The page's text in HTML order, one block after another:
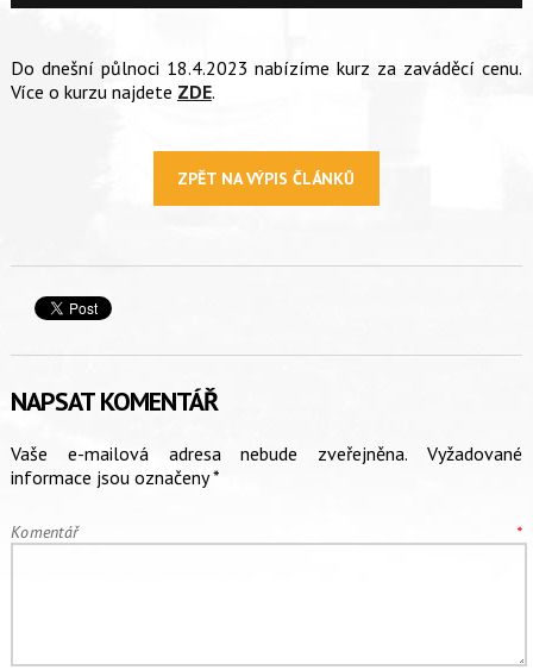
Do dnešní půlnoci 18.4.2023 nabízíme kurz za zaváděcí cenu.
Více o kurzu najdete ZDE.
ZPĚT NA VÝPIS ČLÁNKŮ
NAPSAT KOMENTÁŘ
Vaše e-mailová adresa nebude zveřejněna.
Vyžadované
informace jsou označeny*
Komentář *